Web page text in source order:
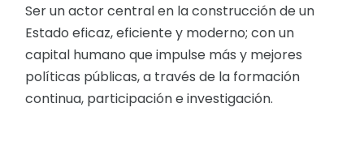
Ser un actor central en la construcción de un
Estado eficaz, eficiente y moderno; con un
capital humano que impulse más y mejores
políticas públicas, a través de la formación
continua, participación e investigación.